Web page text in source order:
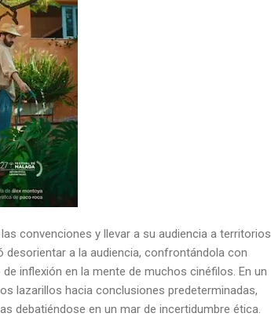
convenciones y llevar a su audiencia a territorios
desorientar a la audiencia, confrontándola con
inflexión en la mente de muchos cinéfilos. En un
lazarillos hacia conclusiones predeterminadas,
debatiéndose en un mar de incertidumbre ética.